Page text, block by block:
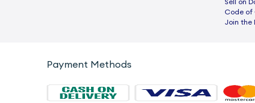
Sell on
Code of
Join the
Payment Methods